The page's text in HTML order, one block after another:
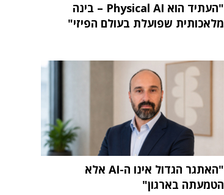
"העתיד הוא Physical AI – בינה
מלאכותית שפועלת בעולם הפיזי"
"האתגר הגדול אינו ה-AI אלא
הטמעתה בארגון"